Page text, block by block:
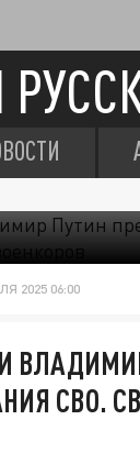
2025 06:00
СВО.